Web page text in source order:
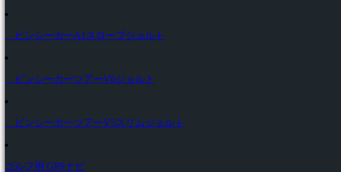
ピンシーカーA1スロープジョルト
ピンシーカーツアーV6ジョルト
ピンシーカーツアーV5スリムジョルト
ゴルフ用 GPSナビ